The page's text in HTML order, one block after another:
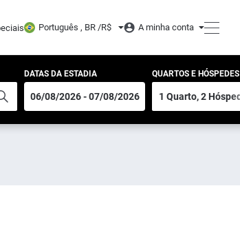
Português , BR /R$ A minha conta
DATAS DA ESTADIA QUARTOS E HÓSPEDES